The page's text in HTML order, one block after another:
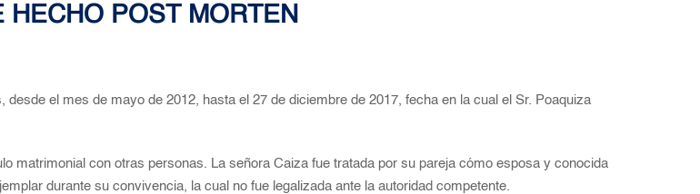
HECHO POST MORTEN
el mes de mayo de 2012, hasta el 27 de diciembre de 2017, fecha en la cual el Sr. Poaquiza
matrimonial con otras personas. La señora Caiza fue tratada por su pareja cómo esposa y conocida
durante su convivencia, la cual no fue legalizada ante la autoridad competente.